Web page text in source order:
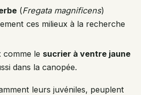
(Fregata magnificens)
ces milieux à la recherche
comme le sucrier à ventre jaune
dans la canopée.
leurs juvéniles, peuplent